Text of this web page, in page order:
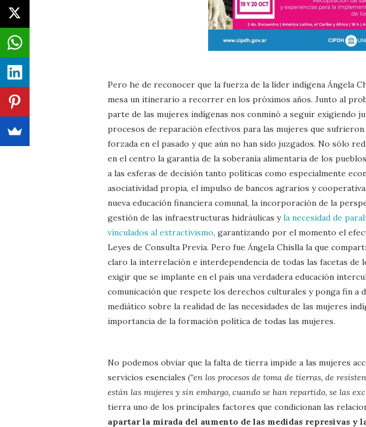
Pero he de reconocer que la fuerza de la líder indígena Ángela
mesa un itinerario a recorrer en los próximos años. Junto al
parte de las mujeres indígenas nos conminó a seguir exigiendo
procesos de reparación efectivos para las mujeres que
forzada en el pasado y que aún no han sido juzgados. No sólo
en el centro la garantía de la soberanía alimentaria de los
a las esferas de decisión tanto políticas como especialmente
asociatividad propia, el impulso de bancos agrarios y
nueva educación financiera comunal, la incorporación de la
gestión de las infraestructuras hidráulicas yla necesidad de
vinculados al extractivismo, garantizando por el momento el
Leyes de Consulta Previa. Pero fue Ángela Chislla la que
claro la interrelación e interdependencia de todas las facetas de
exigir que se implante en el país una verdadera educación
comunicación que respete los derechos culturales y ponga fin a
mediático sobre la realidad de las necesidades de las mujeres
importancia de la formación política de todas las mujeres.
No podemos obviar que la falta de tierra impide a las mujeres
servicios esenciales (“en los procesos de toma de tierras, de
están las mujeres y sin embargo, cuando se han repartido, se las
tierra uno de los principales factores que condicionan las
apartar la mirada del aumento de las medidas represivas